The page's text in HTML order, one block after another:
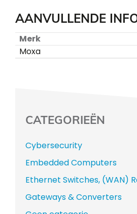
AANVULLENDE
Merk
Moxa
CATEGORIEËN
Cybersecurity
Embedded Computers
Ethernet Switches, (WAN)
Gateways & Converters